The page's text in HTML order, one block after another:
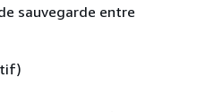
sauvegarde entre